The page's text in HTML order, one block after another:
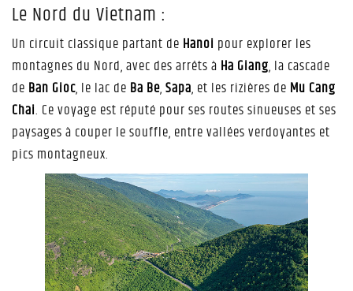
Le Nord du Vietnam :
Un circuit classique partant de Hanoi pour explorer les
montagnes du Nord, avec des arrêts à Ha Giang, la cascade
de Ban Gioc, le lac de Ba Be,Sapa, et les rizières de Mu Cang
Chai. Ce voyage est réputé pour ses routes sinueuses et ses
paysages à couper le souffle, entre vallées verdoyantes et
pics montagneux.